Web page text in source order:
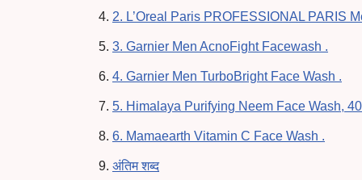
2. L’Oreal Paris PROFESSIONAL PARIS
3. Garnier Men AcnoFight Facewash .
4. Garnier Men TurboBright Face Wash .
5. Himalaya Purifying Neem Face Wash,
6. Mamaearth Vitamin C Face Wash .
अंतिम शब्द